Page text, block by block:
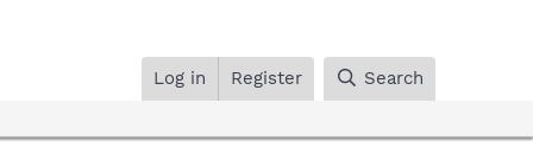
Log in Register Search